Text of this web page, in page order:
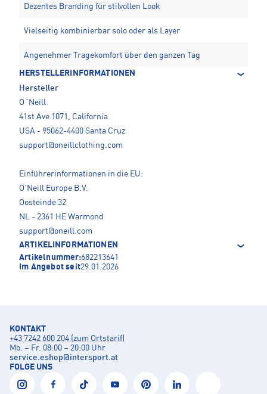
Dezentes Branding für stilvollen Look
Vielseitig kombinierbar solo oder als Layer
Angenehmer Tragekomfort über den ganzen Tag
HERSTELLERINFORMATIONEN
Hersteller
O´Neill
41st Ave 1071, California
USA - 95062-4400 Santa Cruz
support@oneillclothing.com
Einführerinformationen in die EU:
O’Neill Europe B.V.
Oosteinde 32
NL - 2361 HE Warmond
support@oneill.com
ARTIKELINFORMATIONEN
Artikelnummer:682213641
Im Angebot seit29.01.2026
KONTAKT
+43 7242 600 204 (zum Ortstarif)
Mo. – Fr. 08:00 – 20:00 Uhr
service.eshop@intersport.at
FOLGE UNS